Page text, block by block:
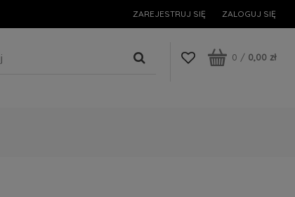
ZAREJESTRUJ SIĘ ZALOGUJ SIĘ
0 / 0,00 zł